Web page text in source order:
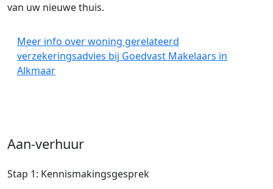
van uw nieuwe thuis.
Meer info over woning gerelateerd
verzekeringsadvies bij Goedvast Makelaars in
Alkmaar
Aan-verhuur
Stap 1: Kennismakingsgesprek